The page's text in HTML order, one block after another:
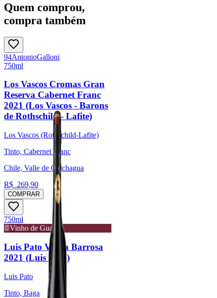
Quem comprou,
compra também
94AntonioGalloni
750ml
Los Vascos Cromas Gran
Reserva Cabernet Franc
2021 (Los Vascos - Barons
de Rothschild - Lafite)
Los Vascos (Rothschild-Lafite)
Tinto, Cabernet Franc
Chile, Valle de Colchagua
R$ 269,90
COMPRAR
750ml
Vinho de Guarda
Luis Pato Vinha Barrosa
2021 (Luis Pato)
Luis Pato
Tinto, Baga